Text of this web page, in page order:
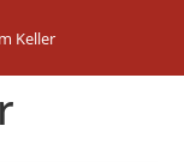
Keller